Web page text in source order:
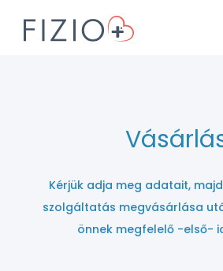
Kérjük adja meg adatait,
szolgáltatás megvásárlása
önnek megfelelő -első-